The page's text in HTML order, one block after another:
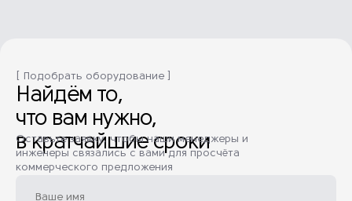
[ Подобрать оборудование ]
Найдём то,
что вам нужно,
в кратчайшие сроки
Оставьте заявку, чтобы наши менеджеры и
инженеры связались с вами для просчёта
коммерческого предложения